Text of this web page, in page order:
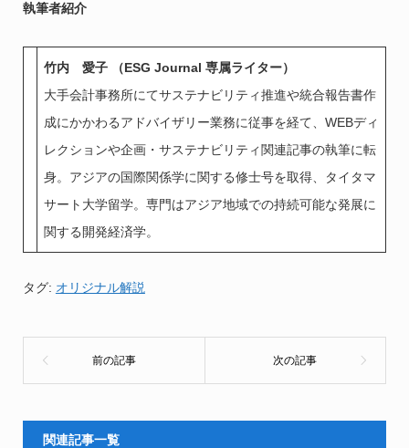
執筆者紹介
竹内 愛子 （ESG Journal 専属ライター）
大手会計事務所にてサステナビリティ推進や統合報告書作
成にかかわるアドバイザリー業務に従事を経て、WEBディ
レクションや企画・サステナビリティ関連記事の執筆に転
身。アジアの国際関係学に関する修士号を取得、タイタマ
サート大学留学。専門はアジア地域での持続可能な発展に
関する開発経済学。
タグ: オリジナル解説
関連記事一覧